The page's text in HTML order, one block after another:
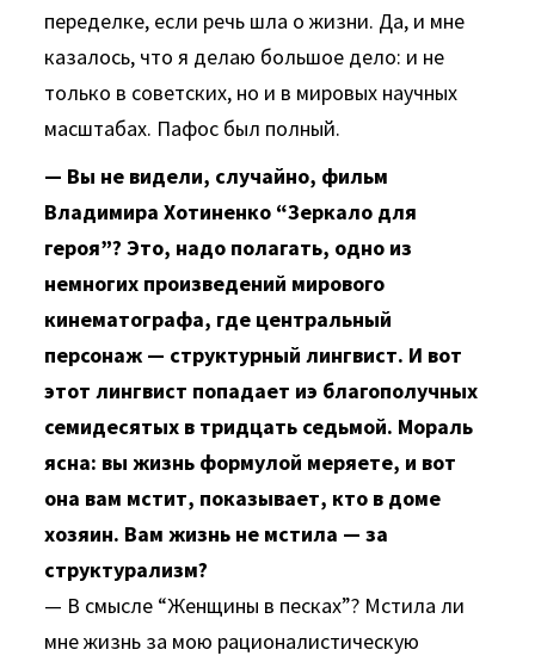
переделке, если речь шла о жизни. Да, и мне
казалось, что я делаю большое дело: и не
только в советских, но и в мировых научных
масштабах. Пафос был полный.
— Вы не видели, случайно, фильм
Владимира Хотиненко “Зеркало для
героя”? Это, надо полагать, одно из
немногих произведений мирового
кинематографа, где центральный
персонаж — структурный лингвист. И вот
этот лингвист попадает иэ благополучных
семидесятых в тридцать седьмой. Мораль
ясна: вы жизнь формулой меряете, и вот
она вам мстит, показывает, кто в доме
хозяин. Вам жизнь не мстила — за
структурализм?
— В смысле “Женщины в песках”? Мстила ли
мне жизнь за мою рационалистическую